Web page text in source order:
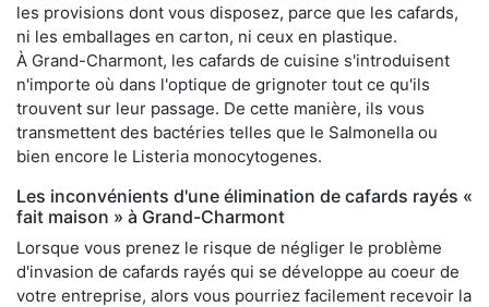
les provisions dont vous disposez, parce que les cafards,
ni les emballages en carton, ni ceux en plastique.
À Grand-Charmont, les cafards de cuisine s'introduisent
n'importe où dans l'optique de grignoter tout ce qu'ils
trouvent sur leur passage. De cette manière, ils vous
transmettent des bactéries telles que le Salmonella ou
bien encore le Listeria monocytogenes.
Les inconvénients d'une élimination de cafards rayés «
fait maison » à Grand-Charmont
Lorsque vous prenez le risque de négliger le problème
d'invasion de cafards rayés qui se développe au coeur de
votre entreprise, alors vous pourriez facilement recevoir la